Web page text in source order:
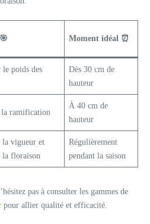
Moment idéal ⏰
le poids des
Dès 30 cm de
hauteur
la ramification
À 40 cm de
hauteur
vigueur et
la floraison
Régulièrement
pendant la saison
pas à consulter les gammes de
pour allier qualité et efficacité.